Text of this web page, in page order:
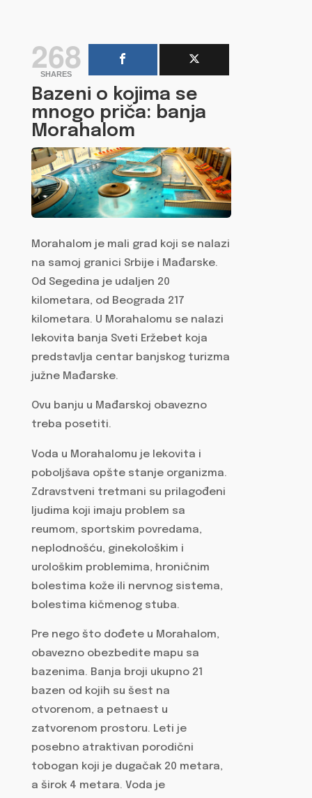
268
SHARES
Bazeni o kojima se
mnogo priča: banja
Morahalom
Morahalom je mali grad koji se nalazi
na samoj granici Srbije i Mađarske.
Od Segedina je udaljen 20
kilometara, od Beograda 217
kilometara. U Morahalomu se nalazi
lekovita banja Sveti Eržebet koja
predstavlja centar banjskog turizma
južne Mađarske.
Ovu banju u Mađarskoj obavezno
treba posetiti.
Voda u Morahalomu je lekovita i
poboljšava opšte stanje organizma.
Zdravstveni tretmani su prilagođeni
ljudima koji imaju problem sa
reumom, sportskim povredama,
neplodnošću, ginekološkim i
urološkim problemima, hroničnim
bolestima kože ili nervnog sistema,
bolestima kičmenog stuba.
Pre nego što dođete u Morahalom,
obavezno obezbedite mapu sa
bazenima. Banja broji ukupno 21
bazen od kojih su šest na
otvorenom, a petnaest u
zatvorenom prostoru. Leti je
posebno atraktivan porodični
tobogan koji je dugačak 20 metara,
a širok 4 metara. Voda je